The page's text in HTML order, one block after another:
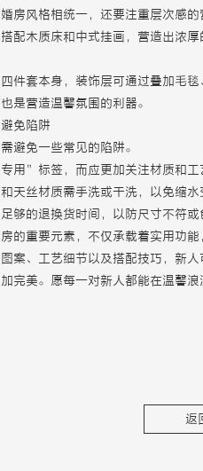
房风格相统一，还要注重层次感的
配木质床和中式挂画，营造出浓
件套本身，装饰层可通过叠加毛毯
是营造温馨氛围的利器。
免陷阱
避免一些常见的陷阱。
用”标签，而应更加关注材质和工
天丝材质需手洗或干洗，以免缩
够的退换货时间，以防尺寸不符或
的重要元素，不仅承载着实用功能
案、工艺细节以及搭配技巧，新
完美。愿每一对新人都能在温馨浪
返